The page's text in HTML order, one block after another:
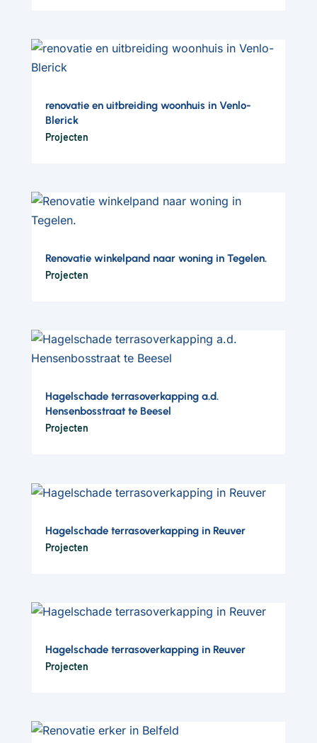
renovatie en uitbreiding woonhuis in Venlo-
Blerick
Projecten
Renovatie winkelpand naar woning in Tegelen.
Projecten
Hagelschade terrasoverkapping a.d.
Hensenbosstraat te Beesel
Projecten
Hagelschade terrasoverkapping in Reuver
Projecten
Hagelschade terrasoverkapping in Reuver
Projecten